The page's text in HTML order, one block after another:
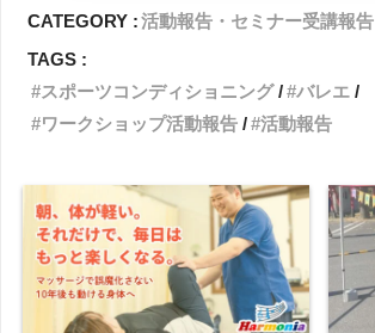
CATEGORY :活動報告・セミナー受講報告
TAGS :
スポーツコンディショニング
バレエ
ワークショップ活動報告
活動報告